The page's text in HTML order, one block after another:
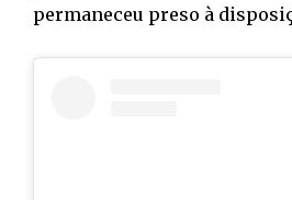
permaneceu preso à